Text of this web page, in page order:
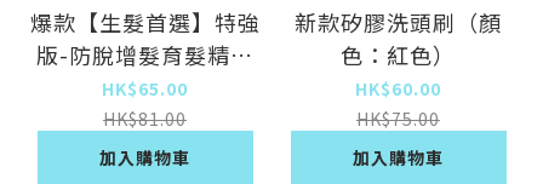
爆款【生髮首選】特強
版-防脫增髮育髮精華
-適用於頭髮稀疏
HK$65.00
HK$81.00
加入購物車
新款矽膠洗頭刷（顏
色：紅色）
HK$60.00
HK$75.00
加入購物車